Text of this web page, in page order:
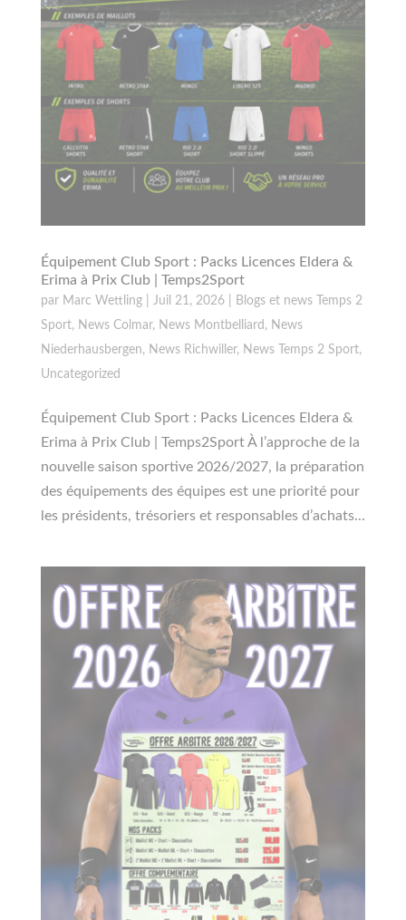
Équipement Club Sport : Packs Licences Eldera &
Erima à Prix Club | Temps2Sport
par Marc Wettling| Juil 21, 2026|
Blogs et news Temps 2
Sport, News Colmar, News Montbelliard , News
Niederhausbergen, News Richwiller, News Temps 2 Sport,
Uncategorized
Équipement Club Sport : Packs Licences Eldera &
Erima à Prix Club | Temps2Sport À l’approche de la
nouvelle saison sportive 2026/2027, la préparation
des équipements des équipes est une priorité pour
les présidents, trésoriers et responsables d’achats...